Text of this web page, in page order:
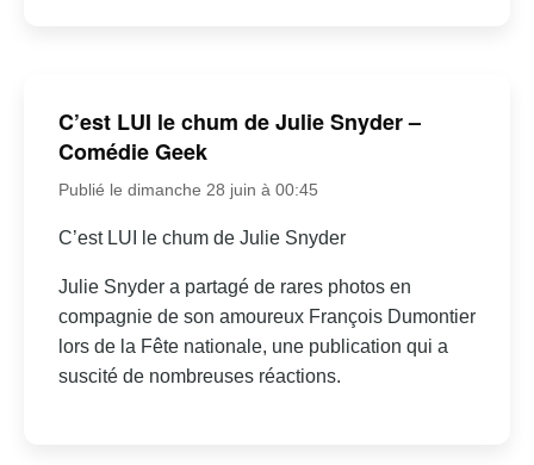
C’est LUI le chum de Julie Snyder –
Comédie Geek
Publié le dimanche 28 juin à 00:45
C’est LUI le chum de Julie Snyder
Julie Snyder a partagé de rares photos en
compagnie de son amoureux François Dumontier
lors de la Fête nationale, une publication qui a
suscité de nombreuses réactions.